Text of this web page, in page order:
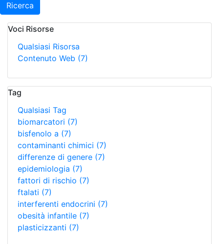
Ricerca
Voci Risorse
Qualsiasi Risorsa
Contenuto Web (7)
Tag
Qualsiasi Tag
biomarcatori (7)
bisfenolo a (7)
contaminanti chimici (7)
differenze di genere (7)
epidemiologia (7)
fattori di rischio (7)
ftalati (7)
interferenti endocrini (7)
obesità infantile (7)
plasticizzanti (7)